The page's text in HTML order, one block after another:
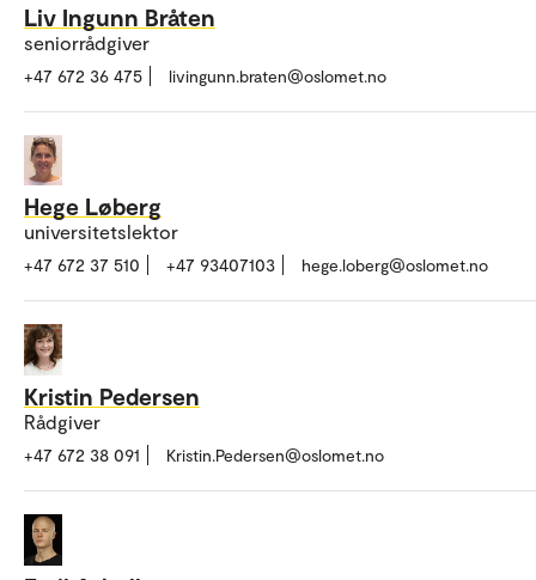
Liv Ingunn Bråten
seniorrådgiver
+47 672 36 475 livingunn.braten@oslomet.no
Hege Løberg
universitetslektor
+47 672 37 510 +47 93407103 hege.loberg@oslomet.no
Kristin Pedersen
Rådgiver
+47 672 38 091 Kristin.Pedersen@oslomet.no